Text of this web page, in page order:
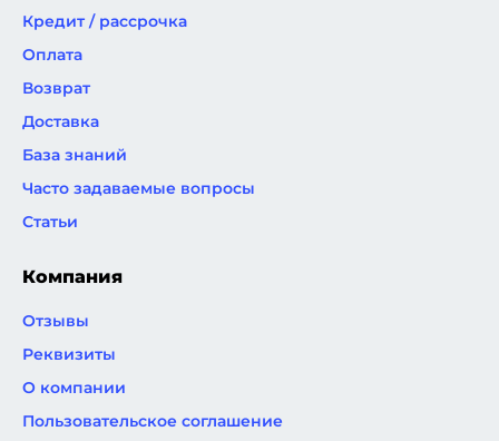
Кредит / рассрочка
Оплата
Возврат
Доставка
База знаний
Часто задаваемые вопросы
Статьи
Компания
Отзывы
Реквизиты
О компании
Пользовательское соглашение